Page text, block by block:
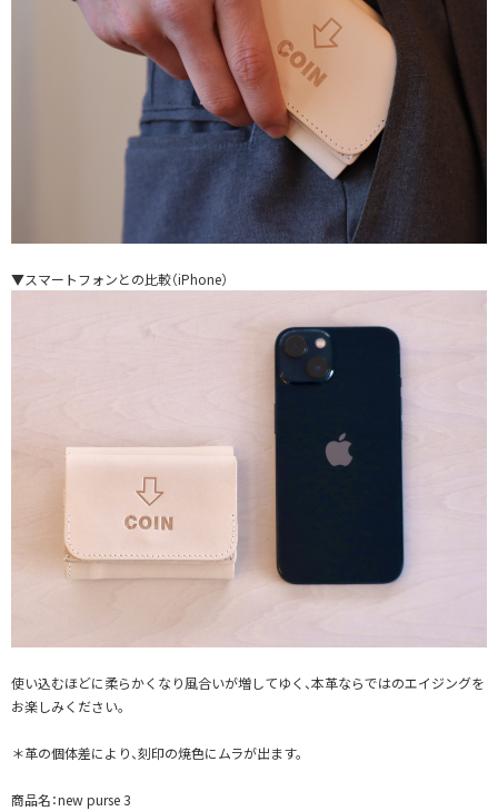
▼スマートフォンとの比較（iPhone）
使い込むほどに柔らかくなり風合いが増してゆく、本革ならではのエイジングを
お楽しみください。
＊革の個体差により、刻印の焼色にムラが出ます。
商品名：new purse 3